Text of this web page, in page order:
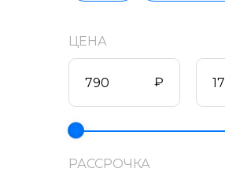
ЦЕНА
₽
РАССРОЧКА